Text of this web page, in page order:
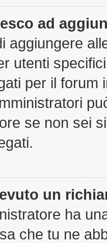
ad
aggiungere
utenti
per il forum
se non sei
un
ha
che tu ne